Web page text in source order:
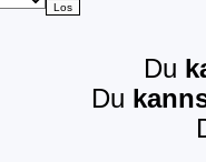
Du
Du